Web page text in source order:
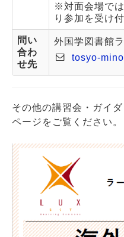
※対面会場で
り参加を受け
問い
合わ
せ先
外国学図書館
tosyo-
その他の講習会・ガイダ
ページをご覧ください。